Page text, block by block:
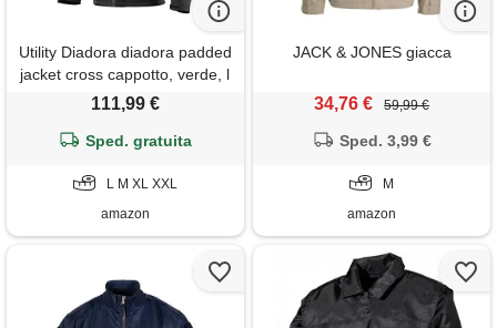
Utility Diadora diadora padded
jacket cross cappotto, verde, l
uomo
111,99 €
Sped. gratuita
L M XL XXL
amazon
JACK & JONES giacca
34,76 € 59,99 €
Sped. 3,99 €
M
amazon